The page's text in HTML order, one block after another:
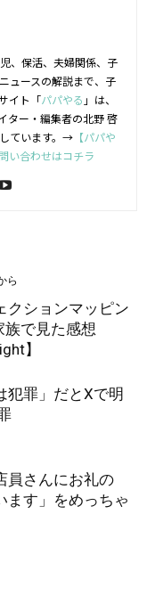
、保活、夫婦関係、子
ュースの解説まで、子
イト「パパやる 」は、
ター・編集者の北野 啓
ています。→【パパや
い合わせはコチラ
ら
クションマッピン
族で見た感想
】
犯罪」だとXで明
員さんにお礼の
ます」をめっちゃ